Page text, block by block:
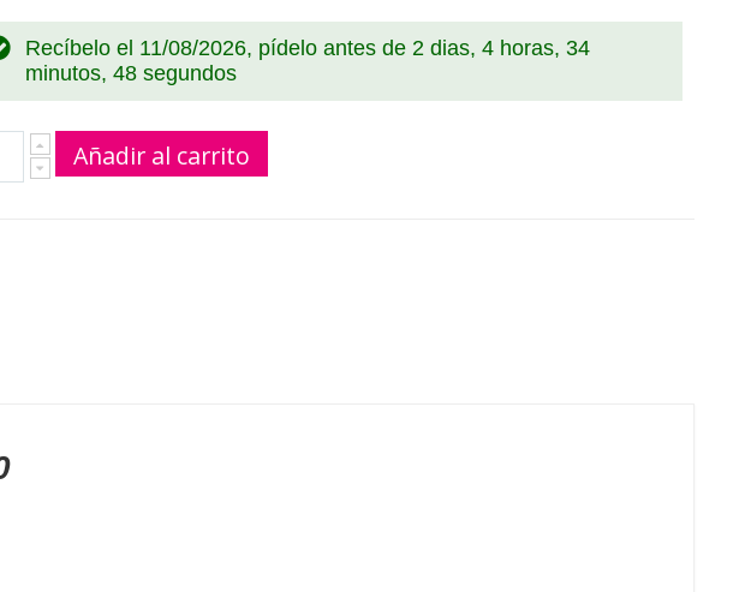
Recíbelo el 11/08/2026, pídelo antes de 2 dias, 4 horas, 34
minutos, 48 segundos
Añadir al carrito